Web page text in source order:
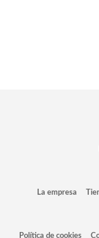
La empresa
Política de cookies